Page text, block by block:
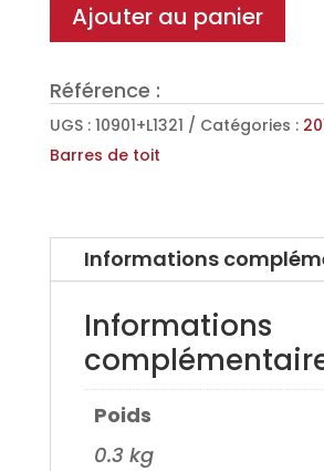
toit
en
Aluminium
pour
Sportback
5
Ajouter au panier
Référence :
UGS : 10901+L1321 Catégories :
Barres de toit
Informations
Informations
Poids
0.3 kg